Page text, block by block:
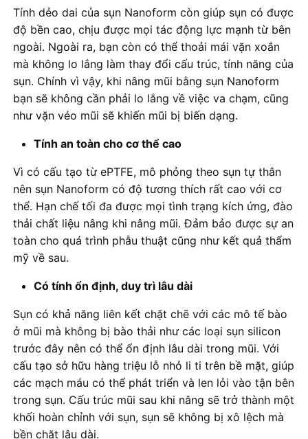
Tính dẻo dai của sụn Nanoform còn giúp sụn có được
độ bền cao, chịu được mọi tác động lực mạnh từ bên
ngoài. Ngoài ra, bạn còn có thể thoải mái vặn xoắn
mà không lo lắng làm thay đổi cấu trúc, tính năng của
sụn. Chính vì vậy, khi nâng mũi bằng sụn Nanoform
bạn sẽ không cần phải lo lắng về việc va chạm, cũng
như vặn véo mũi sẽ khiến mũi bị biến dạng.
Tính an toàn cho cơ thể cao
Vì có cấu tạo từ ePTFE, mô phỏng theo sụn tự thân
nên sụn Nanoform có độ tương thích rất cao với cơ
thể. Hạn chế tối đa được mọi tình trạng kích ứng, đào
thải chất liệu nâng khi nâng mũi. Đảm bảo được sự an
toàn cho quá trình phẫu thuật cũng như kết quả thẩm
mỹ về sau.
Có tính ổn định, duy trì lâu dài
Sụn có khả năng liên kết chặt chẽ với các mô tế bào
ở mũi mà không bị bào thải như các loại sụn silicon
trước đây nên có thể ổn định lâu dài trong mũi. Với
cấu tạo sở hữu hàng triệu lỗ nhỏ li ti trên bề mặt, giúp
các mạch máu có thể phát triển và len lỏi vào tận bên
trong sụn. Cấu trúc mũi sau khi nâng sẽ trở thành một
khối hoàn chỉnh với sụn, sụn sẽ không bị xô lệch mà
bền chặt lâu dài.